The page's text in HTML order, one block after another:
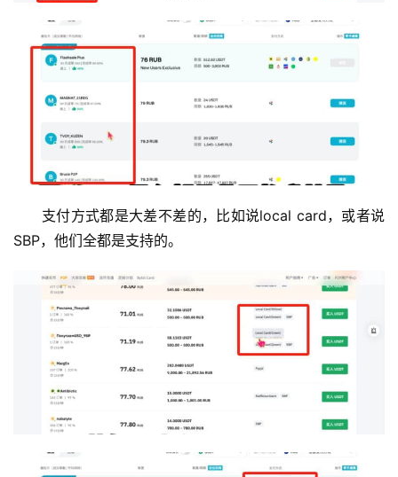
支付方式都是大差不差的，比如说local card，或者说
SBP，他们全都是支持的。